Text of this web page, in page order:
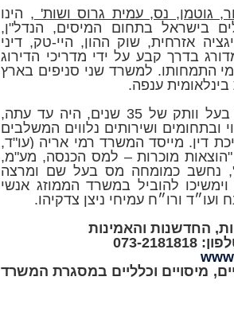
גוטמן, נס, עמית גרוס ושות' , הינו
בישראל בתחום המיסים, הנדל"ן,
אזרחית, שוק ההון, היי-טק, דיני
בדרך קבע על ידי מדריכי הדירוג
התמחותו. למשרד שני סניפים בארץ
ענפה.
הינו בעל וותק של 35 שנים, היה עד עתה,
ושירותים נלווים המשלבים
דין. מייסד המשרד רמי אריה (עו"ד,
מוכרות – למס הכנסה, מע"מ,
נחשב כמומחה מס בעל שם ומרצה
להוביל במשרד הממוזג אנשי
ורו״ח עמיחי ניצן צדקיהו.
החדשנות והאמינות
073-2181818
מיסויים וכלליים במסגרת המשרד